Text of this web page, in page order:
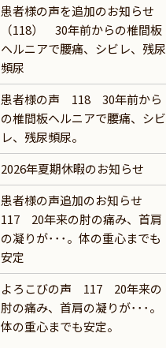
患者様の声を追加のお知らせ
（118） 30年前からの椎間板
ヘルニアで腰痛、シビレ、残尿
頻尿
患者様の声 118 30年前から
の椎間板ヘルニアで腰痛、シビ
レ、残尿頻尿。
2026年夏期休暇のお知らせ
患者様の声追加のお知らせ
117 20年来の肘の痛み、首肩
の凝りが･･･。体の重心までも
安定
よろこびの声 117 20年来の
肘の痛み、首肩の凝りが･･･。
体の重心までも安定。